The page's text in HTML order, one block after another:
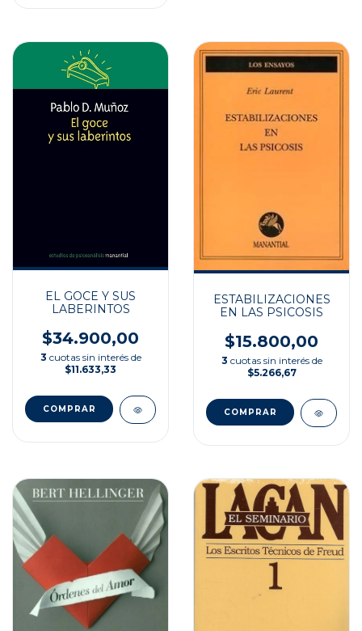
EL GOCE Y SUS
LABERINTOS
$34.900,00
3 cuotas sin interés de
$11.633,33
ESTABILIZACIONES
EN LAS PSICOSIS
$15.800,00
3 cuotas sin interés de
$5.266,67